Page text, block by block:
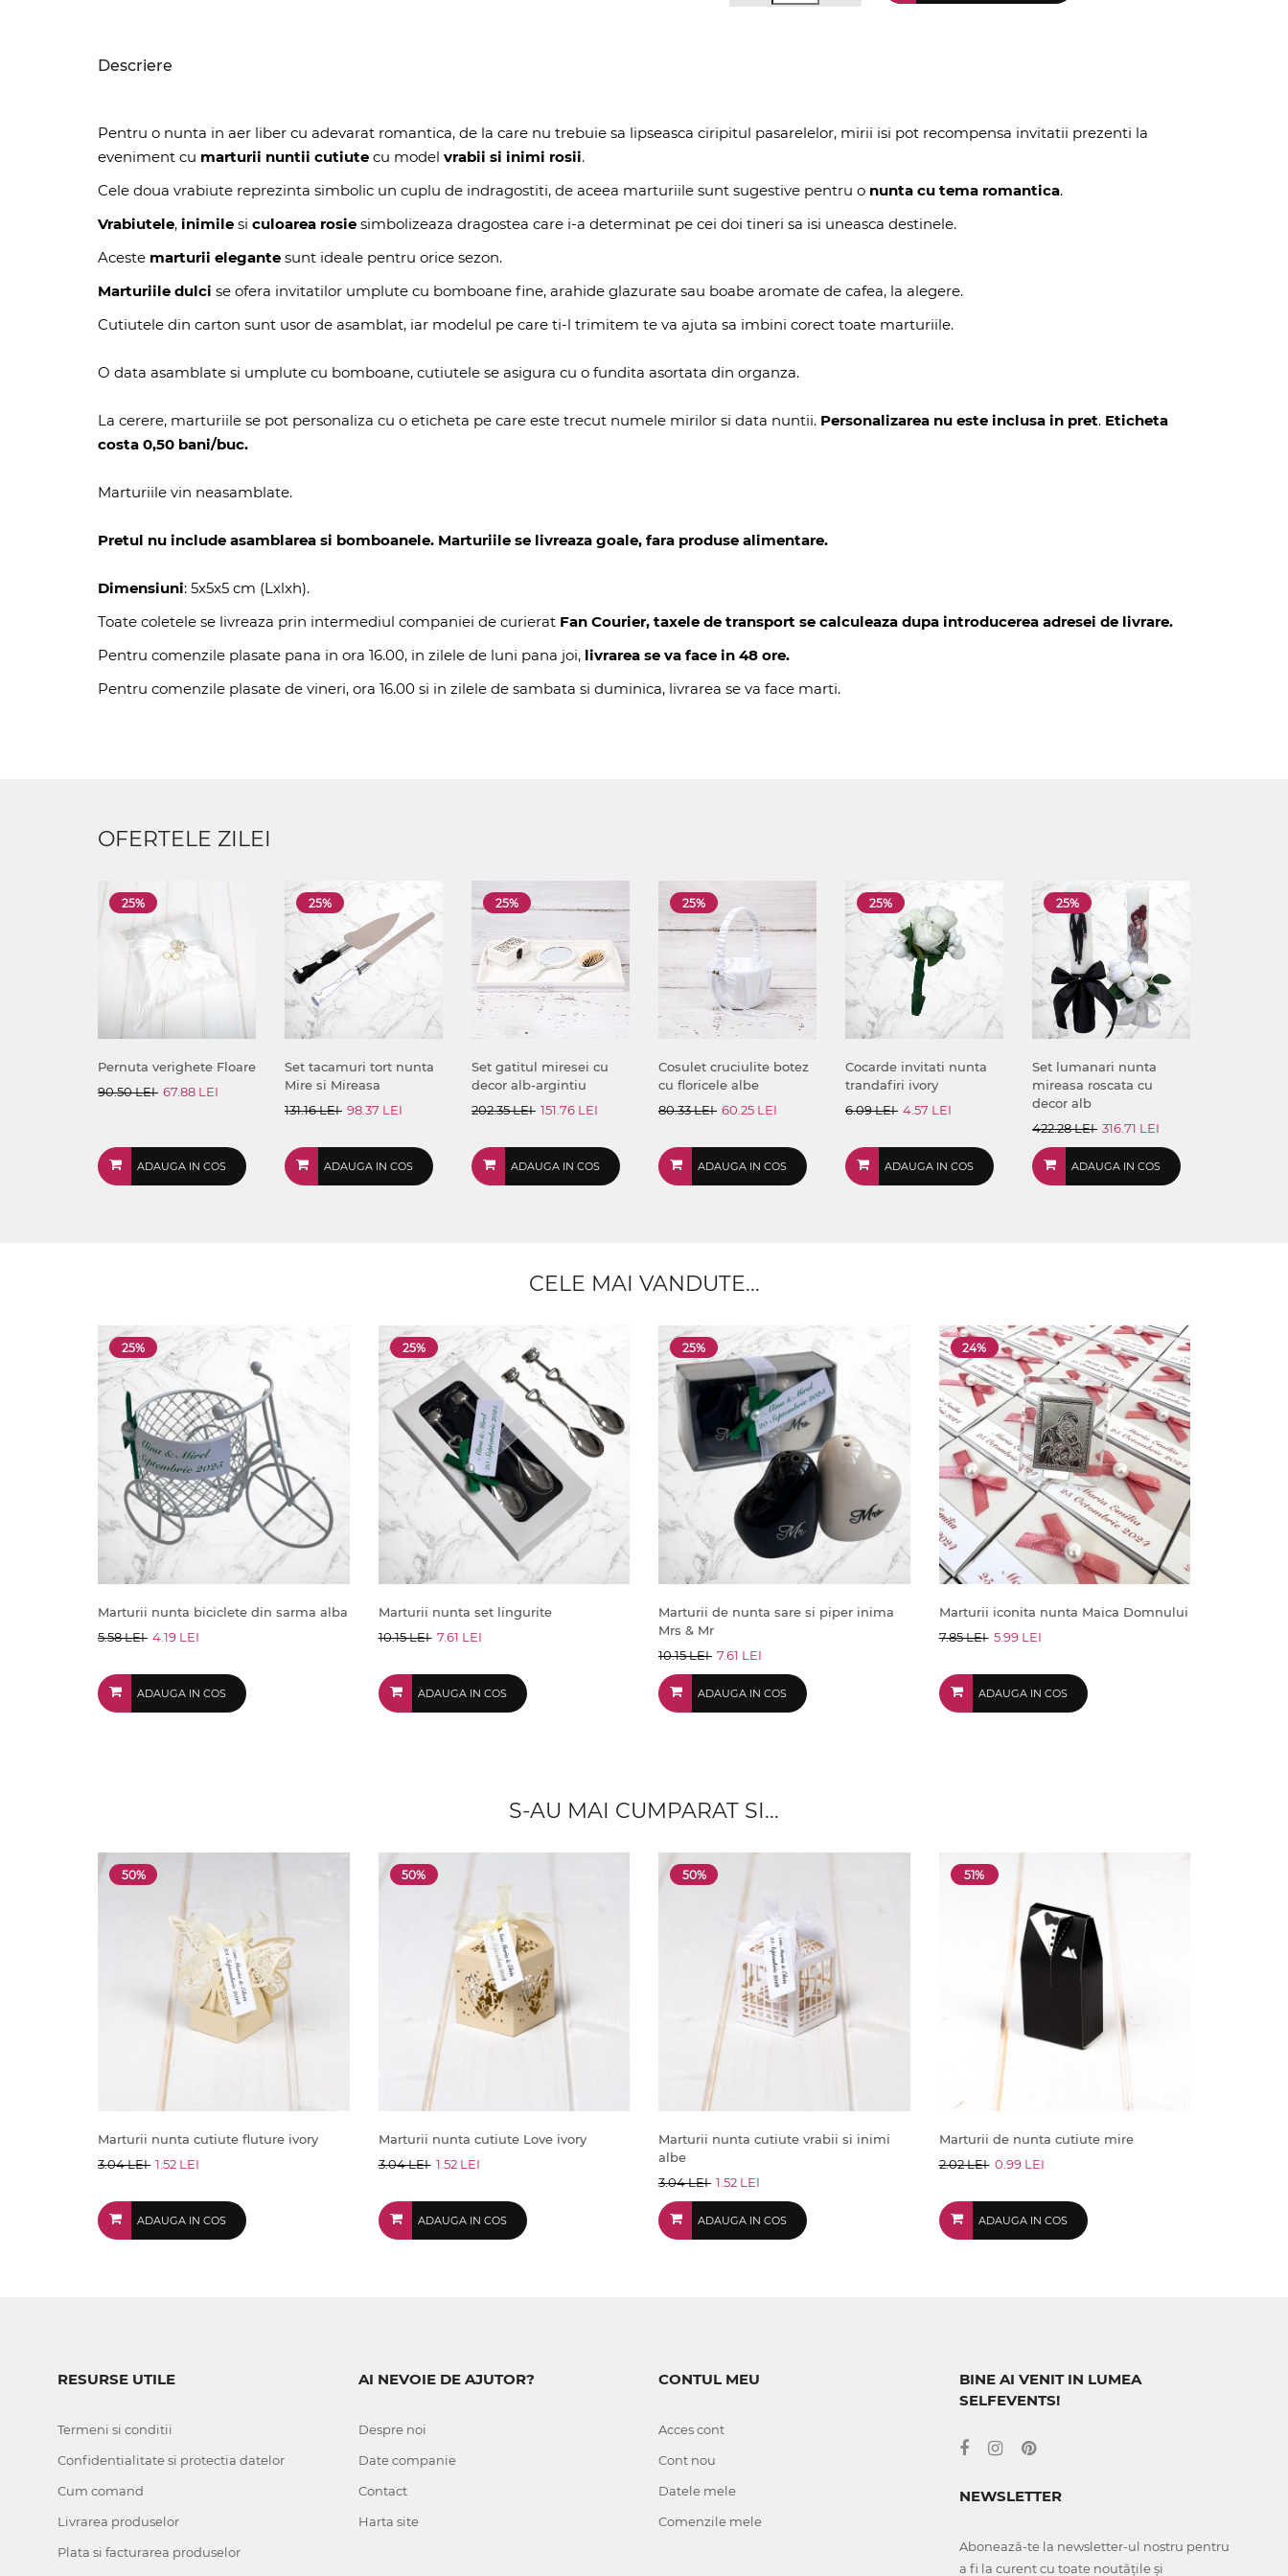
Descriere
Pentru o nunta in aer liber cu adevarat romantica, de la care nu trebuie sa lipseasca ciripitul pasarelelor, mirii isi pot recompensa invitatii prezenti la
eveniment cu marturii nuntii cutiute cu model vrabii si inimi rosii.
Cele doua vrabiute reprezinta simbolic un cuplu de indragostiti, de aceea marturiile sunt sugestive pentru o nunta cu tema romantica.
Vrabiutele, inimile si culoarea rosie simbolizeaza dragostea care i-a determinat pe cei doi tineri sa isi uneasca destinele.
Aceste marturii elegante sunt ideale pentru orice sezon.
Marturiile dulci se ofera invitatilor umplute cu bomboane fine, arahide glazurate sau boabe aromate de cafea, la alegere.
Cutiutele din carton sunt usor de asamblat, iar modelul pe care ti-l trimitem te va ajuta sa imbini corect toate marturiile.
O data asamblate si umplute cu bomboane, cutiutele se asigura cu o fundita asortata din organza.
La cerere, marturiile se pot personaliza cu o eticheta pe care este trecut numele mirilor si data nuntii. Personalizarea nu este inclusa in pret. Eticheta
costa 0,50 bani/buc.
Marturiile vin neasamblate.
Pretul nu include asamblarea si bomboanele. Marturiile se livreaza goale, fara produse alimentare.
Dimensiuni: 5x5x5 cm (Lxlxh).
Toate coletele se livreaza prin intermediul companiei de curierat Fan Courier, taxele de transport se calculeaza dupa introducerea adresei de livrare.
Pentru comenzile plasate pana in ora 16.00, in zilele de luni pana joi, livrarea se va face in 48 ore.
Pentru comenzile plasate de vineri, ora 16.00 si in zilele de sambata si duminica, livrarea se va face marti.
OFERTELE ZILEI
25%
Pernuta verighete Floare
90.50 LEI 67.88 LEI
ADAUGA IN COS
25%
Set tacamuri tort nunta
Mire si Mireasa
131.16 LEI 98.37 LEI
ADAUGA IN COS
25%
Set gatitul miresei cu
decor alb-argintiu
202.35 LEI 151.76 LEI
ADAUGA IN COS
25%
Cosulet cruciulite botez
cu floricele albe
80.33 LEI 60.25 LEI
ADAUGA IN COS
25%
Cocarde invitati nunta
trandafiri ivory
6.09 LEI 4.57 LEI
ADAUGA IN COS
25%
Set lumanari nunta
mireasa roscata cu
decor alb
422.28 LEI 316.71 LEI
ADAUGA IN COS
CELE MAI VANDUTE...
25%
Marturii nunta biciclete din sarma alba
5.58 LEI 4.19 LEI
ADAUGA IN COS
25%
Marturii nunta set lingurite
10.15 LEI 7.61 LEI
ADAUGA IN COS
25%
Marturii de nunta sare si piper inima
Mrs & Mr
10.15 LEI 7.61 LEI
ADAUGA IN COS
24%
Marturii iconita nunta Maica Domnului
7.85 LEI 5.99 LEI
ADAUGA IN COS
S-AU MAI CUMPARAT SI...
50%
Marturii nunta cutiute fluture ivory
3.04 LEI 1.52 LEI
ADAUGA IN COS
50%
Marturii nunta cutiute Love ivory
3.04 LEI 1.52 LEI
ADAUGA IN COS
50%
Marturii nunta cutiute vrabii si inimi
albe
3.04 LEI 1.52 LEI
ADAUGA IN COS
51%
Marturii de nunta cutiute mire
2.02 LEI 0.99 LEI
ADAUGA IN COS
RESURSE UTILE
Termeni si conditii
Confidentialitate si protectia datelor
Cum comand
Livrarea produselor
Plata si facturarea produselor
AI NEVOIE DE AJUTOR?
Despre noi
Date companie
Contact
Harta site
CONTUL MEU
Acces cont
Cont nou
Datele mele
Comenzile mele
BINE AI VENIT IN LUMEA
SELFEVENTS!
NEWSLETTER
Abonează-te la newsletter-ul nostru pentru
a fi la curent cu toate noutățile și